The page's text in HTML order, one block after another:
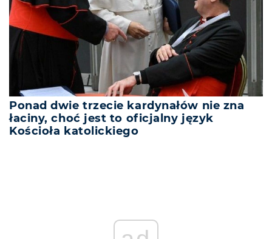
Ponad dwie trzecie kardynałów nie zna
łaciny, choć jest to oficjalny język
Kościoła katolickiego